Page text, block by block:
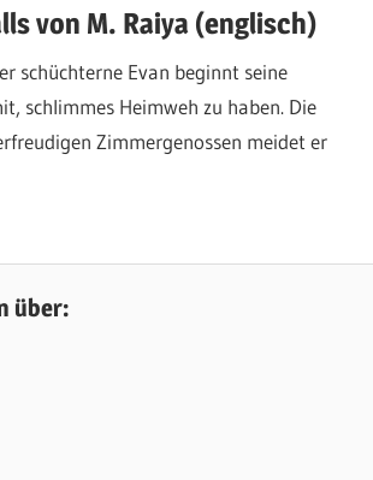
von M. Raiya (englisch)
schüchterne Evan beginnt seine
schlimmes Heimweh zu haben. Die
Zimmergenossen meidet er
über: